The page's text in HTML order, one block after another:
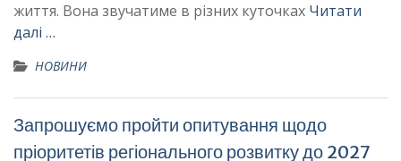
життя. Вона звучатиме в різних куточках Читати
далі …
НОВИНИ
Запрошуємо пройти опитування щодо
пріоритетів регіонального розвитку до 2027